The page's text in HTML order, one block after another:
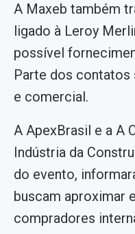
A Maxeb também
ligado à Leroy
possível
Parte dos contatos
e comercial.
A ApexBrasil e a A
Indústria da
do evento,
buscam aproximar
compradores